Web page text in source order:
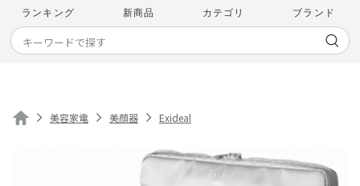
ランキング 新商品 カテゴリ ブランド
美容家電 美顔器 Exideal